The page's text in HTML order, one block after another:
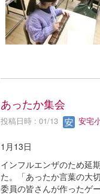
あったか集会
投稿日時 : 01/13 安宅
1月13日
インフルエンザのため延
た。「あったか言葉の大
委員の皆さんが作ったゲ